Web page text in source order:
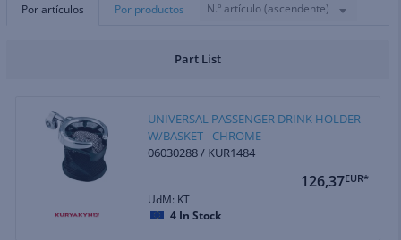
Por artículos Por productos N.º artículo (ascendente)
Part List
UNIVERSAL PASSENGER DRINK HOLDER
W/BASKET - CHROME
06030288 / KUR1484
126,37EUR*
UdM: KT
4 In Stock